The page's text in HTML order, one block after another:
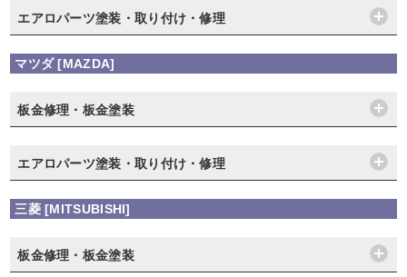
エアロパーツ塗装・取り付け・修理
マツダ [MAZDA]
板金修理・板金塗装
エアロパーツ塗装・取り付け・修理
三菱 [MITSUBISHI]
板金修理・板金塗装